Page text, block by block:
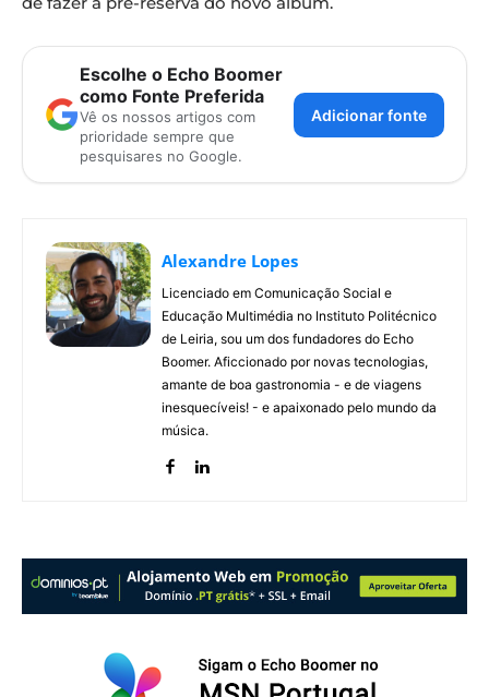
Escolhe o Echo Boomer
como Fonte Preferida
Vê os nossos artigos com
prioridade sempre que
pesquisares no Google.
Adicionar fonte
Alexandre Lopes
Licenciado em Comunicação Social e
Educação Multimédia no Instituto Politécnico
de Leiria, sou um dos fundadores do Echo
Boomer. Aficcionado por novas tecnologias,
amante de boa gastronomia - e de viagens
inesquecíveis! - e apaixonado pelo mundo da
música.